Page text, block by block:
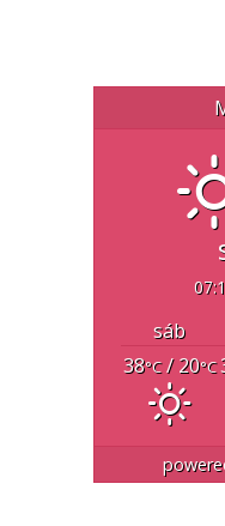
sáb
38°C/ 20°C